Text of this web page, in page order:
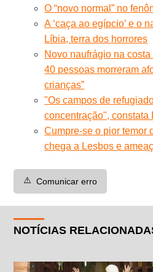
O “novo normal” no
A ‘caça ao egípcio’ e o
Líbia, terra dos horrores
Novo naufrágio na
40 pessoas morreram
crianças”
"Os campos de
concentração", constata
Cumpre-se o pior temor
chega a Lesbos e
⚠️ Comunicar erro
NOTÍCIAS